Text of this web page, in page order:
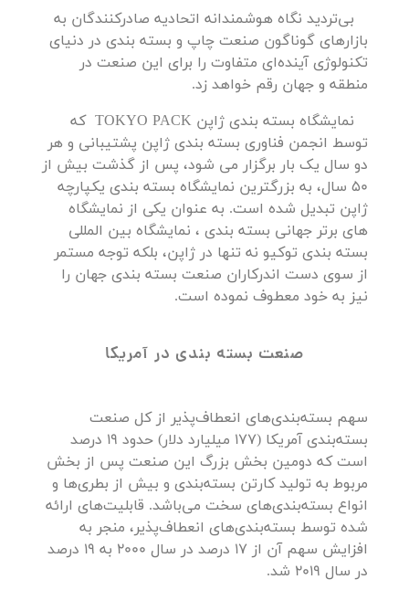
بی‌تردید نگاه هوشمندانه اتحادیه صادرکنندگان به
بازارهای گوناگون صنعت چاپ و بسته بندی در دنیای
تکنولوژی آینده‌ای متفاوت را برای این صنعت در
منطقه و جهان رقم خواهد زد.
نمایشگاه بسته بندی ژاپن TOKYO PACK که
توسط انجمن فناوری بسته بندی ژاپن پشتیبانی و هر
دو سال یک بار برگزار می شود، پس از گذشت بیش از
50 سال، به بزرگترین نمایشگاه بسته بندی یکپارچه
ژاپن تبدیل شده است. به عنوان یکی از نمایشگاه
های برتر جهانی بسته بندی ، نمایشگاه بین المللی
بسته بندی توکیو نه تنها در ژاپن، بلکه توجه مستمر
از سوی دست اندرکاران صنعت بسته بندی جهان را
نیز به خود معطوف نموده است.
صنعت بسته بندی در آمریکا
سهم بسته‌بندی‌های انعطاف‌پذیر از کل صنعت
بسته‌بندی آمریکا (177 میلیارد دلار) حدود 19 درصد
است که دومین بخش بزرگ این صنعت پس از بخش
مربوط به تولید کارتن بسته‌بندی و بیش از بطری‌ها و
انواع بسته‌بندی‌های سخت می‌باشد. قابلیت‌های ارائه
شده توسط بسته‌بندی‌های انعطاف‌پذیر، منجر به
افزایش سهم آن از 17 درصد در سال 2000 به 19 درصد
در سال 2019 شد.